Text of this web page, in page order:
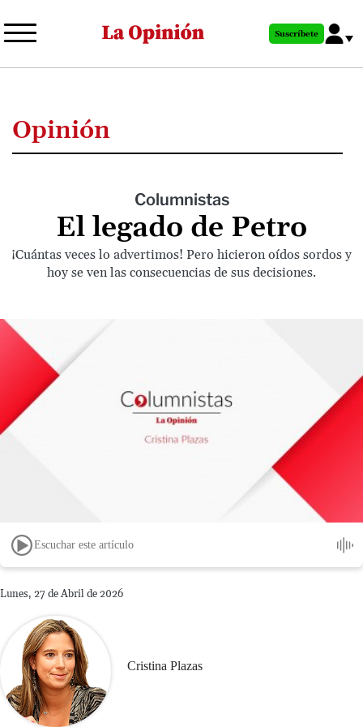
al
principal
Suscríbete
Opinión
Columnistas
El legado de Petro
¡Cuántas veces lo advertimos! Pero hicieron oídos sordos y
hoy se ven las consecuencias de sus decisiones.
Escuchar este artículo
Lunes, 27 de Abril de 2026
Cristina Plazas